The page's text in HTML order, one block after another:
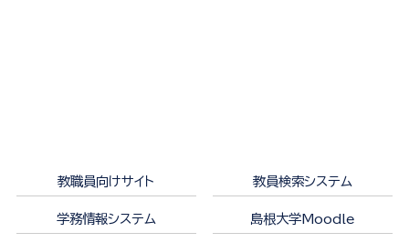
教職員向けサイト 教員検索システム
学務情報システム 島根大学Moodle